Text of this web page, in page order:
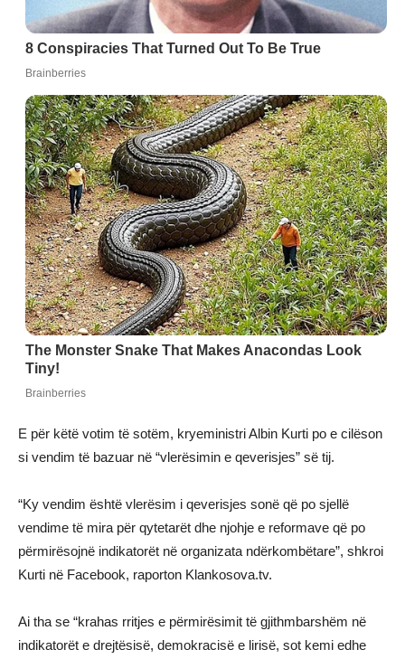
E për këtë votim të sotëm, kryeministri Albin Kurti po e cilëson
si vendim të bazuar në “vlerësimin e qeverisjes” së tij.
“Ky vendim është vlerësim i qeverisjes sonë që po sjellë
vendime të mira për qytetarët dhe njohje e reformave që po
përmirësojnë indikatorët në organizata ndërkombëtare”, shkroi
Kurti në Facebook, raporton Klankosova.tv.
Ai tha se “krahas rritjes e përmirësimit të gjithmbarshëm në
indikatorët e drejtësisë, demokracisë e lirisë, sot kemi edhe